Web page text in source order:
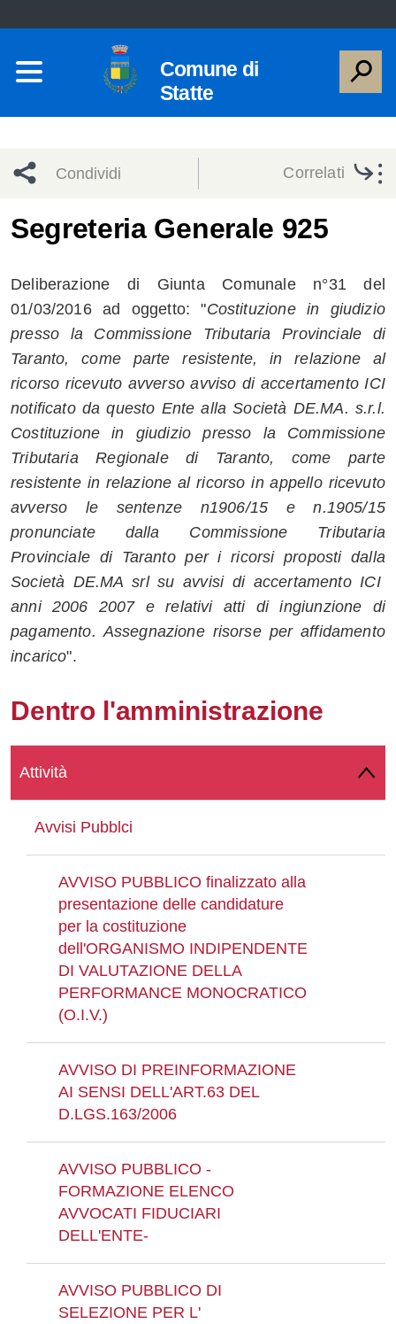
Comune di
Statte
Condividi
network
Condividi
Condividi
Facebook
su
Twitter
Condividi
su
Facebook
Condividi
su
Whatsapp
Correlati
Segreteria Generale 925
Deliberazione di Giunta Comunale n°31 del
01/03/2016 ad oggetto: "Costituzione in giudizio
presso la Commissione Tributaria Provinciale di
Taranto, come parte resistente, in relazione al
ricorso ricevuto avverso avviso di accertamento ICI
notificato da questo Ente alla Società DE.MA. s.r.l.
Costituzione in giudizio presso la Commissione
Tributaria Regionale di Taranto, come parte
resistente in relazione al ricorso in appello ricevuto
avverso le sentenze n1906/15 e n.1905/15
pronunciate dalla Commissione Tributaria
Provinciale di Taranto per i ricorsi proposti dalla
Società DE.MA srl su avvisi di accertamento ICI
anni 2006 2007 e relativi atti di ingiunzione di
pagamento. Assegnazione risorse per affidamento
incarico".
Dentro l'amministrazione
Attività
Avvisi Pubblci
AVVISO PUBBLICO finalizzato alla
presentazione delle candidature
per la costituzione
dell'ORGANISMO INDIPENDENTE
DI VALUTAZIONE DELLA
PERFORMANCE MONOCRATICO
(O.I.V.)
AVVISO DI PREINFORMAZIONE
AI SENSI DELL'ART.63 DEL
D.LGS.163/2006
AVVISO PUBBLICO -
FORMAZIONE ELENCO
AVVOCATI FIDUCIARI
DELL'ENTE-
AVVISO PUBBLICO DI
SELEZIONE PER L'